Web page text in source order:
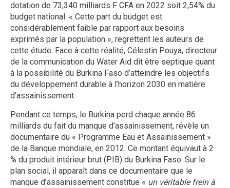
dotation de 73,340 milliards F CFA en 2022 soit 2,54% du
budget national. « Cette part du budget est
considérablement faible par rapport aux besoins
exprimés par la population », regrettent les auteurs de
cette étude. Face à cette réalité, Célestin Pouya, directeur
de la communication du Water Aid dit être septique quant
à la possibilité du Burkina Faso d’atteindre les objectifs
du développement durable à l’horizon 2030 en matière
d’assainissement.
Pendant ce temps, le Burkina perd chaque année 86
milliards du fait du manque d’assainissement, révèle un
documentaire du « Programme Eau et Assainissement »
de la Banque mondiale, en 2012. Ce montant équivaut à 2
% du produit intérieur brut (PIB) du Burkina Faso. Sur le
plan social, il apparaît dans ce documentaire que le
manque d’assainissement constitue « un véritable frein à